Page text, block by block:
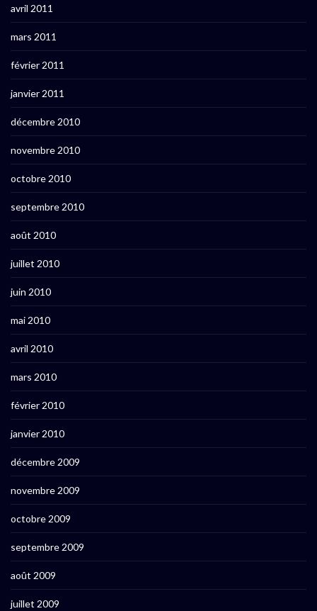
avril 2011
mars 2011
février 2011
janvier 2011
décembre 2010
novembre 2010
octobre 2010
septembre 2010
août 2010
juillet 2010
juin 2010
mai 2010
avril 2010
mars 2010
février 2010
janvier 2010
décembre 2009
novembre 2009
octobre 2009
septembre 2009
août 2009
juillet 2009